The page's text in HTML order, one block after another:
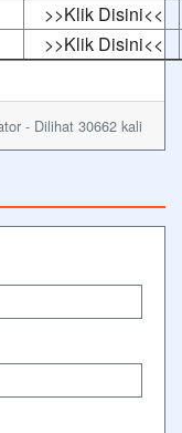
>>Klik Disini<<
>>Klik Disini<<
- Dilihat 30662 kali